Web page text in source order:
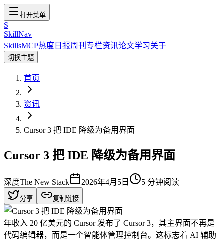
打开菜单
S
SkillNav
SkillsMCP热度 日报周刊 专栏资讯论文学习关于
切换主题
首页
资讯
Cursor 3 把 IDE 降级为备用界面
Cursor 3 把 IDE 降级为备用界面
深度The New Stack 2026年4月5日 5 分钟阅读
分享 复制链接
年收入 20 亿美元的 Cursor 发布了 Cursor 3，其主界面不再是
代码编辑器，而是一个智能体管理控制台。这标志着 AI 辅助